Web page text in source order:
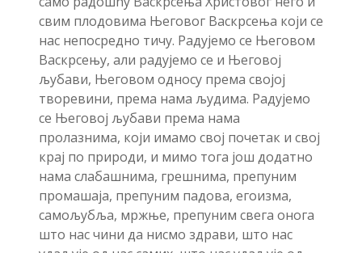
свим плодовима Његовог Васкрсења који се
нас непосредно тичу. Радујемо се Његовом
Васкрсењу, али радујемо се и Његовој
љубави, Његовом односу према својој
творевини, према нама људима. Радујемо
се Његовој љубави према нама
пролазнима, који имамо свој почетак и свој
крај по природи, и мимо тога још додатно
нама слабашнима, грешнима, препуним
промашаја, препуним падова, егоизма,
самољубља, мржње, препуним свега онога
што нас чини да нисмо здрави, што нас